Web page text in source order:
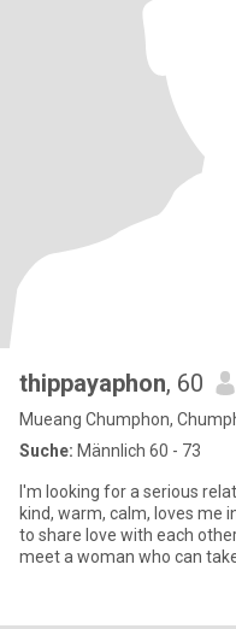
thippayaphon, 60
Mueang Chumphon,
Suche: Männlich 60 - 73
I'm looking for a serious
kind, warm, calm, loves me
to share love with each
meet a woman who can